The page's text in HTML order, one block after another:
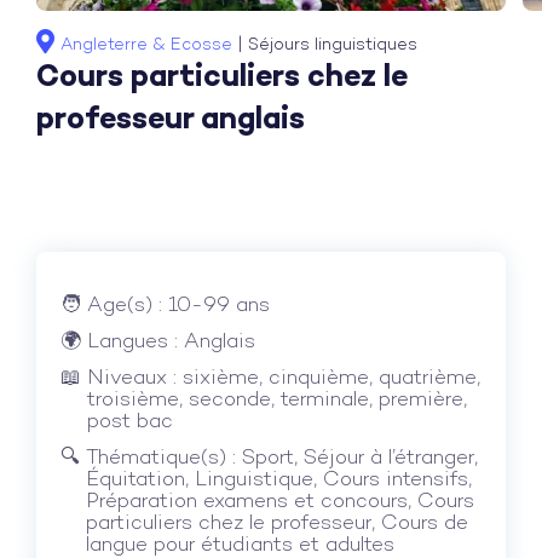
Angleterre & Ecosse Séjours linguistiques
Cours particuliers chez le
professeur anglais
Age(s) : 10-99 ans
Langues : Anglais
Niveaux : sixième, cinquième, quatrième,
troisième, seconde, terminale, première,
post bac
Thématique(s) : Sport, Séjour à l’étranger,
Équitation, Linguistique, Cours intensifs,
Préparation examens et concours, Cours
particuliers chez le professeur, Cours de
langue pour étudiants et adultes